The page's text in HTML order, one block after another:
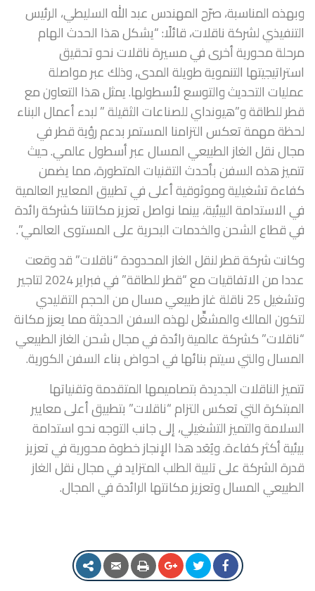
وبهذه المناسبة، صرّح المهندس عبد الله السليطي، الرئيس
التنفيذي لشركة ناقلات، قائلًا: “يشكل هذا الحدث الهام
مرحلة محورية أخرى في مسيرة ناقلات نحو تحقيق
استراتيجيتها التنموية طويلة المدى، وذلك عبر مواصلة
عمليات التحديث والتوسع لأسطولها. يمثل هذا التعاون مع
قطر للطاقة و”هيونداي للصناعات الثقيلة ” لبدء أعمال البناء
لحظة مهمة تعكس التزامنا المستمر بدعم رؤية قطر في
مجال نقل الغاز الطبيعي المسال عبر أسطول عالمي. حيث
تتميز هذه السفن بأحدث التقنيات المتطورة، مما يضمن
كفاءة تشغيلية وموثوقية أعلى في تطبيق المعايير العالمية
في الاستدامة البيئية، بينما نواصل تعزيز مكانتنا كشركة رائدة
في قطاع الشحن والخدمات البحرية على المستوى العالمي”.
وكانت شركة قطر لنقل الغاز المحدودة “ناقلات” قد وقعت
عددا من الاتفاقيات مع “قطر للطاقة” في فبراير 2024 لتاجير
وتشغيل 25 ناقلة غاز طبيعي مسال من الحجم التقليدي
لتكون المالك والمشغِّل لهذه السفن الحديثة مما يعزز مكانة
“ناقلات” كشركة عالمية رائدة في مجال شحن الغاز الطبيعي
المسال والتي سيتم بنائها في احواض بناء السفن الكورية.
تتميز الناقلات الجديدة بتصاميمها المتقدمة وتقنياتها
المبتكرة التي تعكس التزام “ناقلات” بتطبيق أعلى معايير
السلامة والتميز التشغيلي، إلى جانب التوجه نحو استدامة
بيئية أكثر كفاءة. ويُعَد هذا الإنجاز خطوة محورية في تعزيز
قدرة الشركة على تلبية الطلب المتزايد في مجال نقل الغاز
الطبيعي المسال وتعزيز مكانتها الرائدة في المجال.